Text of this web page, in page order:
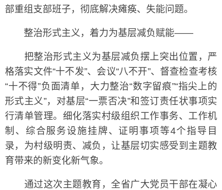
部重组支部班子，彻底解决瘫痪、失能问题。
整治形式主义，着力为基层减负赋能——
把整治形式主义为基层减负摆上突出位置，严
格落实文件“十不发”、会议“八不开”、督查检查考核
“十不得”负面清单，大力整治“数字留痕”“指尖上的
形式主义”，对基层“一票否决”和签订责任状事项实
行清单管理。细化落实村级组织工作事务、工作机
制、综合服务设施挂牌、证明事项等4个指导目
录，为村级明责、减负，让基层切实感受到主题教
育带来的新变化新气象。
通过这次主题教育，全省广大党员干部在凝心